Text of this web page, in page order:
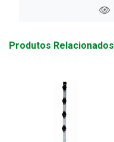
Produtos Relacionados